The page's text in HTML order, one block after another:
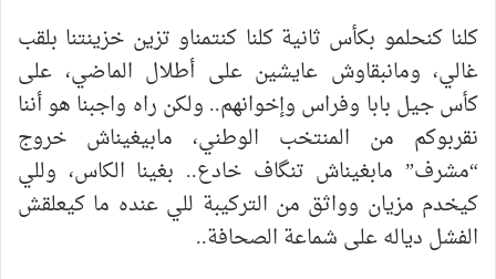
كلنا كنحلمو بكأس ثانية كلنا كنتمناو تزين خزينتنا بلقب
غالي، ومانبقاوش عايشين على أطلال الماضي، على
كأس جيل بابا وفراس وإخوانهم.. ولكن راه واجبنا هو أننا
نقربوكم من المنتخب الوطني، مابيغيناش خروج
“مشرف” مابغيناش تنگاف خادع.. بغينا الكاس، وللي
كيخدم مزيان وواثق من التركيبة للي عنده ما كيعلقش
الفشل دياله على شماعة الصحافة..